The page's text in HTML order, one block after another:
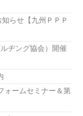
らせ【九州ＰＰＰ
ヂング協会）開催
ォームセミナー＆第